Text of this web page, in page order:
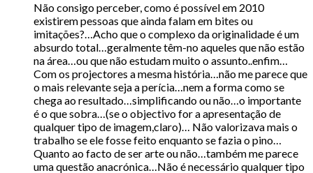
Não consigo perceber, como é possível em 2010
existirem pessoas que ainda falam em bites ou
imitações?…Acho que o complexo da originalidade é um
absurdo total…geralmente têm-no aqueles que não estão
na área…ou que não estudam muito o assunto..enfim…
Com os projectores a mesma história…não me parece que
o mais relevante seja a perícia…nem a forma como se
chega ao resultado…simplificando ou não…o importante
é o que sobra…(se o objectivo for a apresentação de
qualquer tipo de imagem,claro)… Não valorizava mais o
trabalho se ele fosse feito enquanto se fazia o pino…
Quanto ao facto de ser arte ou não…também me parece
uma questão anacrónica…Não é necessário qualquer tipo